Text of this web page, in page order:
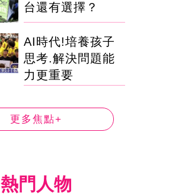
台還有選擇？
AI時代!培養孩子
思考.解決問題能
力更重要
更多焦點+
熱門人物